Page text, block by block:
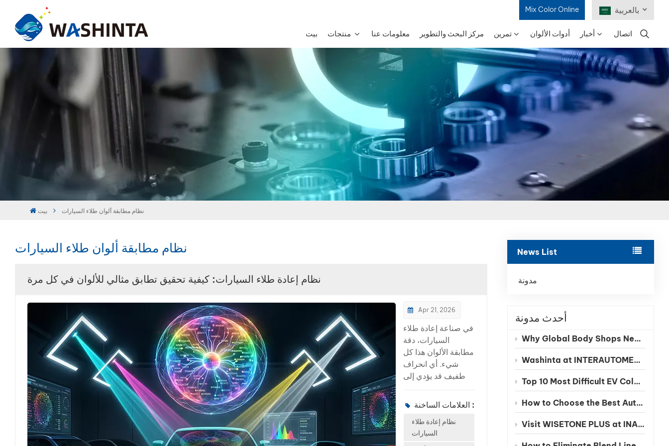
Mix Color Online بالعربية
English
Français
Deutsch
Português
بيت معلومات عنا مركز البحث والتطوير تمرين أدوات الألوان أخبار اتصال
بيت نظام مطابقة ألوان طلاء السيارات
News List
مدونة
أحدث مدونة
Why Global Body Shops Need Chinese EV Color Databases
Washinta at INTERAUTOMECHANICA 2026 Moscow
Top 10 Most Difficult EV Colors to Match in 2026
How to Choose the Best Automotive Refinish Paint Manufacturer in China
Visit WISETONE PLUS at INA PAACE Automechanika Mexico 2026 – Meet Your Trusted Automotive Refinish Paint Manufacturer
نظام مطابقة ألوان طلاء السيارات
نظام إعادة طلاء السيارات: كيفية تحقيق تطابق مثالي للألوان في كل مرة
Apr 21, 2026
في صناعة إعادة طلاء
السيارات، دقة
مطابقة الألوان هذا كل
شيء. أي انحراف
طفيف قد يؤدي إلى
المواد، وفقدان ثقة
لورش إصلاح
السيارات أن تحقق
العلامات الساخنة :
نظام إعادة طلاء
السيارات